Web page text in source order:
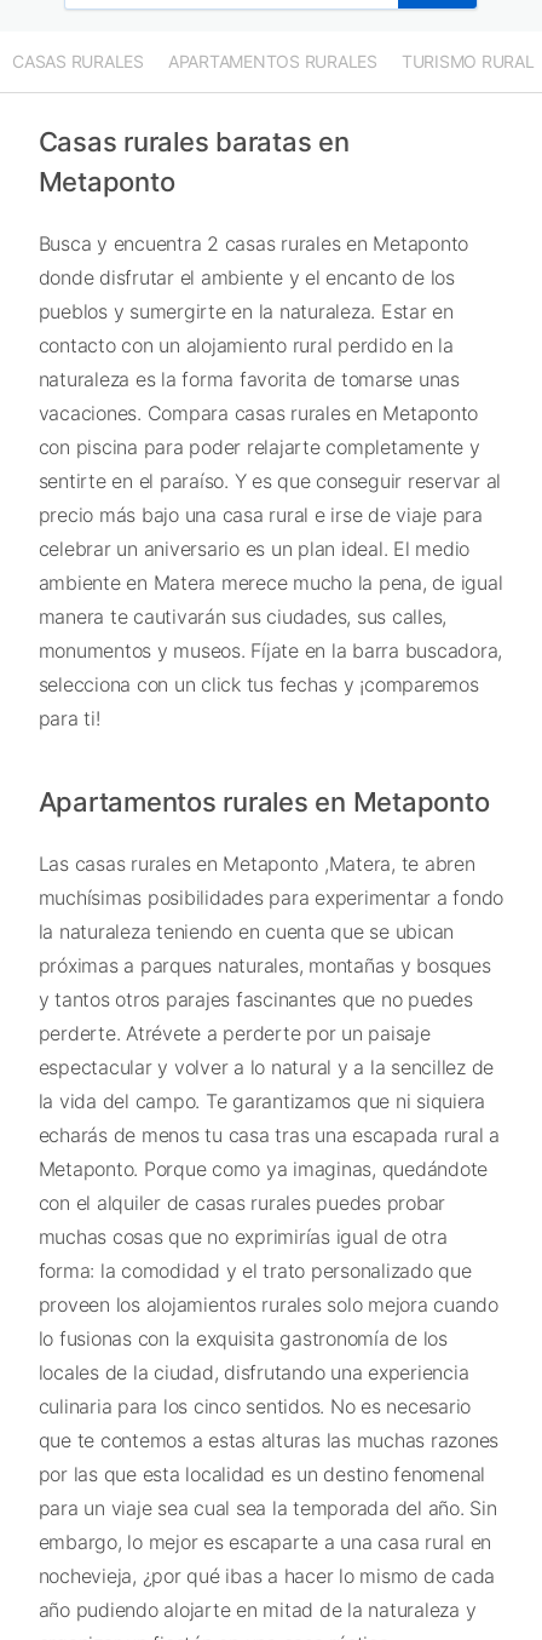
CASAS RURALES APARTAMENTOS RURALES TURISMO RURAL
Casas rurales baratas en
Metaponto
Busca y encuentra 2 casas rurales en Metaponto
donde disfrutar el ambiente y el encanto de los
pueblos y sumergirte en la naturaleza. Estar en
contacto con un alojamiento rural perdido en la
naturaleza es la forma favorita de tomarse unas
vacaciones. Compara casas rurales en Metaponto
con piscina para poder relajarte completamente y
sentirte en el paraíso. Y es que conseguir reservar al
precio más bajo una casa rural e irse de viaje para
celebrar un aniversario es un plan ideal. El medio
ambiente en Matera merece mucho la pena, de igual
manera te cautivarán sus ciudades, sus calles,
monumentos y museos. Fíjate en la barra buscadora,
selecciona con un click tus fechas y ¡comparemos
para ti!
Apartamentos rurales en Metaponto
Las casas rurales en Metaponto ,Matera, te abren
muchísimas posibilidades para experimentar a fondo
la naturaleza teniendo en cuenta que se ubican
próximas a parques naturales, montañas y bosques
y tantos otros parajes fascinantes que no puedes
perderte. Atrévete a perderte por un paisaje
espectacular y volver a lo natural y a la sencillez de
la vida del campo. Te garantizamos que ni siquiera
echarás de menos tu casa tras una escapada rural a
Metaponto. Porque como ya imaginas, quedándote
con el alquiler de casas rurales puedes probar
muchas cosas que no exprimirías igual de otra
forma: la comodidad y el trato personalizado que
proveen los alojamientos rurales solo mejora cuando
lo fusionas con la exquisita gastronomía de los
locales de la ciudad, disfrutando una experiencia
culinaria para los cinco sentidos. No es necesario
que te contemos a estas alturas las muchas razones
por las que esta localidad es un destino fenomenal
para un viaje sea cual sea la temporada del año. Sin
embargo, lo mejor es escaparte a una casa rural en
nochevieja, ¿por qué ibas a hacer lo mismo de cada
año pudiendo alojarte en mitad de la naturaleza y